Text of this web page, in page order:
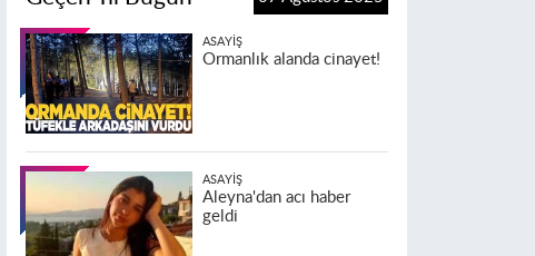
ASAYIŞ
Ormanlık alanda cinayet!
ASAYIŞ
Aleyna'dan acı haber
geldi